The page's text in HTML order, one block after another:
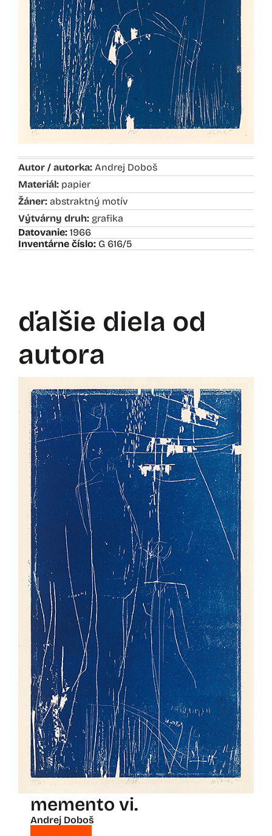
Autor / autorka: Andrej Doboš
Materiál: papier
Žáner: abstraktný motív
Výtvárny druh: grafika
Datovanie: 1966
Inventárne číslo: G 616/5
ďalšie diela od
autora
memento vi.
Andrej Doboš